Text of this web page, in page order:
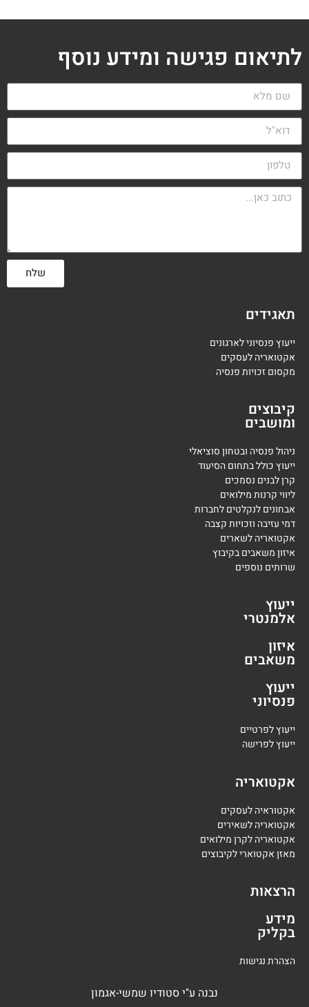
לתיאום פגישה ומידע נוסף
שלח
תאגידים
ייעוץ פנסיוני לארגונים
אקטואריה לעסקים
מקסום זכויות פנסיה
קיבוצים
ומושבים
ניהול פנסיה ובטחון סוציאלי
ייעוץ כולל בתחום הסיעוד
קרן לבנים נסמכים
ליווי קרנות מילואים
אבחונים לנקלטים לחברות
דמי עזיבה וזכויות קצבה
אקטואריה לשארים
איזון משאבים בקיבוץ
שרותים נוספים
ייעוץ
אלמנטרי
איזון
משאבים
ייעוץ
פנסיוני
ייעוץ לפרטיים
ייעוץ לפרישה
אקטואריה
אקטוראיה לעסקים
אקטואריה לשאירים
אקטואריה לקרן מילואים
מאזן אקטוארי לקיבוצים
הרצאות
מידע
בקליק
הצהרת נגישות
נבנה ע"י סטודיו שמשי-אגמון